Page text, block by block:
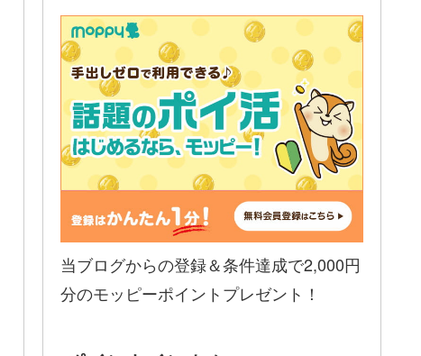
当ブログからの登録＆条件達成で2,000円
分のモッピーポイントプレゼント！